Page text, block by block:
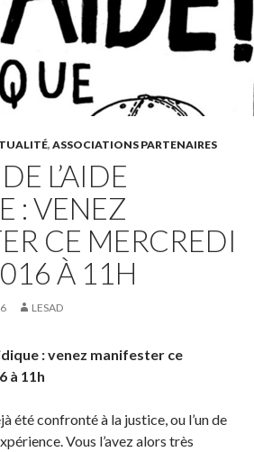
, ASSOCIATIONS PARTENAIRES
L’AIDE
: VENEZ
CE MERCREDI
À 11H
LESAD
: venez manifester ce
à 11h
été confronté à la justice, ou l’un de
Vous l’avez alors très